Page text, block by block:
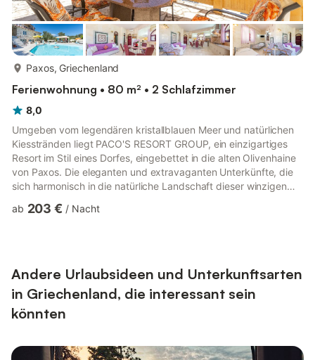
Paxos, Griechenland
Ferienwohnung • 80 m² • 2 Schlafzimmer
8,0
Umgeben vom legendären kristallblauen Meer und natürlichen
Kiesstränden liegt PACO'S RESORT GROUP, ein einzigartiges
Resort im Stil eines Dorfes, eingebettet in die alten Olivenhaine
von Paxos. Die eleganten und extravaganten Unterkünfte, die
sich harmonisch in die natürliche Landschaft dieser winzigen
Stil, Auswahl und persönlichem Service sowie einen
Oase für die Seele...
ab 203 € / Nacht
Andere Urlaubsideen und Unterkunftsarten
in Griechenland, die interessant sein
könnten